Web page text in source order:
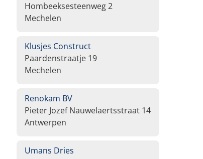
Hombeeksesteenweg 2
Mechelen
Klusjes Construct
Paardenstraatje 19
Mechelen
Renokam BV
Pieter Jozef Nauwelaertsstraat 14
Antwerpen
Umans Dries